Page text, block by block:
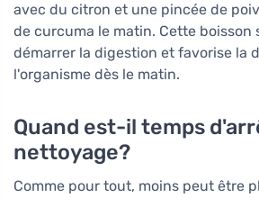
avec du citron et une pincée de
de curcuma le matin. Cette boisson
démarrer la digestion et favorise la
l'organisme dès le matin.
Quand est-il temps
nettoyage?
Comme pour tout, moins peut être